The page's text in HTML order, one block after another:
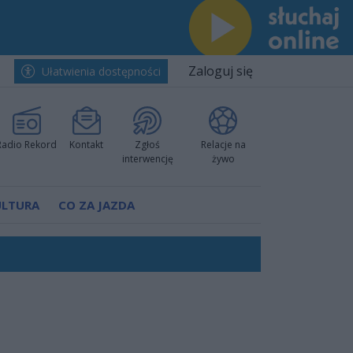
Ułatwienia dostępności Zaloguj się
Rekord Kontakt
Zgłoś
interwencję
Relacje na
żywo
CO ZA JAZDA